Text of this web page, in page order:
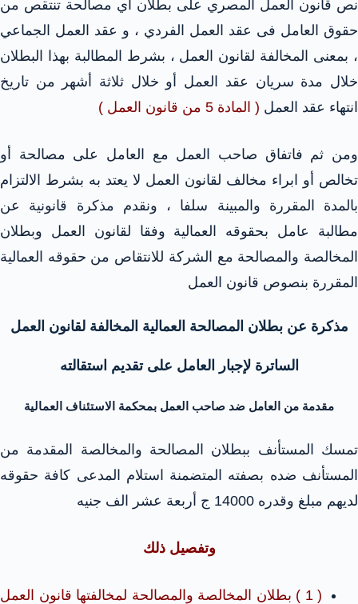
نص قانون العمل المصري على بطلان أي مصالحة تنتقص من
حقوق العامل فى عقد العمل الفردي ، و عقد العمل الجماعي
، بمعنى المخالفة لقانون العمل ، بشرط المطالبة بهذا البطلان
خلال مدة سريان عقد العمل أو خلال ثلاثة أشهر من تاريخ
انتهاء عقد العمل ( المادة 5 من قانون العمل )
ومن ثم فاتفاق صاحب العمل مع العامل على مصالحة أو
تخالص أو ابراء مخالف لقانون العمل لا يعتد به بشرط الالتزام
بالمدة المقررة والمبينة سلفا ، ونقدم مذكرة قانونية عن
مطالبة عامل بحقوقه العمالية وفقا لقانون العمل وبطلان
المخالصة والمصالحة مع الشركة للانتقاص من حقوقه العمالية
المقررة بنصوص قانون العمل
مذكرة عن بطلان المصالحة العمالية المخالفة لقانون العمل
الساترة لإجبار العامل على تقديم استقالته
مقدمة من العامل ضد صاحب العمل بمحكمة الاستئناف العمالية
تمسك المستأنف ببطلان المصالحة والمخالصة المقدمة من
المستأنف ضده بصفته المتضمنة استلام المدعى كافة حقوقه
لديهم مبلغ وقدره 14000 ج أربعة عشر الف جنيه
وتفصيل ذلك
( 1 ) بطلان المخالصة والمصالحة لمخالفتها قانون العمل